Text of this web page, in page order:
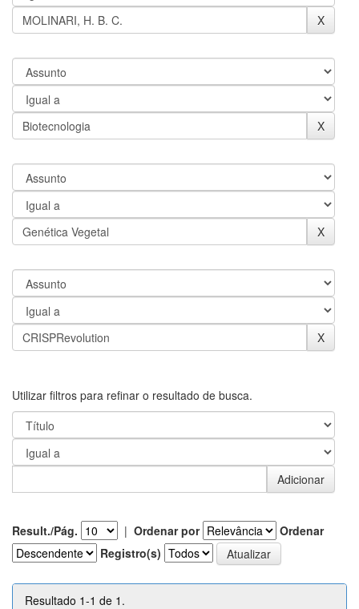
Utilizar filtros para refinar o resultado de busca.
Result./Pág. | Ordenar por
Ordenar
Registro(s)
Resultado 1-1 de 1.